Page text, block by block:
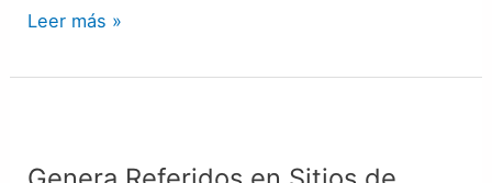
/
Única
Leer más »
en